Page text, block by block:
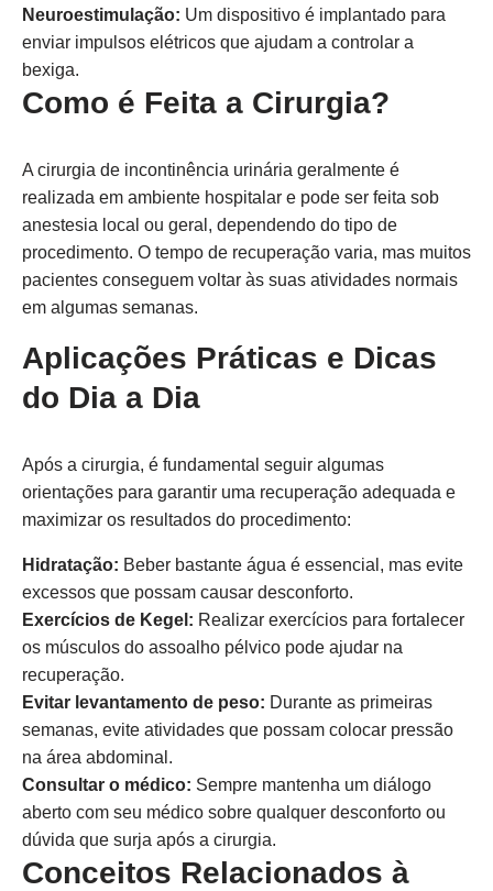
Neuroestimulação: Um dispositivo é implantado para
enviar impulsos elétricos que ajudam a controlar a
bexiga.
Como é Feita a Cirurgia?
A cirurgia de incontinência urinária geralmente é
realizada em ambiente hospitalar e pode ser feita sob
anestesia local ou geral, dependendo do tipo de
procedimento. O tempo de recuperação varia, mas muitos
pacientes conseguem voltar às suas atividades normais
em algumas semanas.
Aplicações Práticas e Dicas
do Dia a Dia
Após a cirurgia, é fundamental seguir algumas
orientações para garantir uma recuperação adequada e
maximizar os resultados do procedimento:
Hidratação: Beber bastante água é essencial, mas evite
excessos que possam causar desconforto.
Exercícios de Kegel: Realizar exercícios para fortalecer
os músculos do assoalho pélvico pode ajudar na
recuperação.
Evitar levantamento de peso: Durante as primeiras
semanas, evite atividades que possam colocar pressão
na área abdominal.
Consultar o médico: Sempre mantenha um diálogo
aberto com seu médico sobre qualquer desconforto ou
dúvida que surja após a cirurgia.
Conceitos Relacionados à